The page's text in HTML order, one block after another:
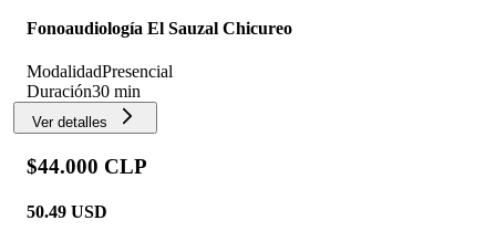
Fonoaudiología El Sauzal Chicureo
ModalidadPresencial
Duración30 min
Ver detalles
$44.000 CLP
50.49 USD